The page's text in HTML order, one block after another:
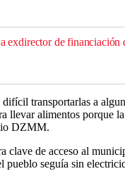
exdirector de
transportarlas a
llevar alimentos porque
DZMM.
clave de acceso al
pueblo seguía sin